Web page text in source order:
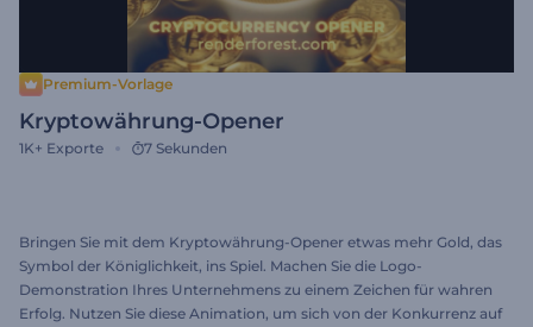
Premium-Vorlage
Kryptowährung-Opener
1K+ Exporte 7 Sekunden
Bringen Sie mit dem Kryptowährung-Opener etwas mehr Gold, das
Symbol der Königlichkeit, ins Spiel. Machen Sie die Logo-
Demonstration Ihres Unternehmens zu einem Zeichen für wahren
Erfolg. Nutzen Sie diese Animation, um sich von der Konkurrenz auf